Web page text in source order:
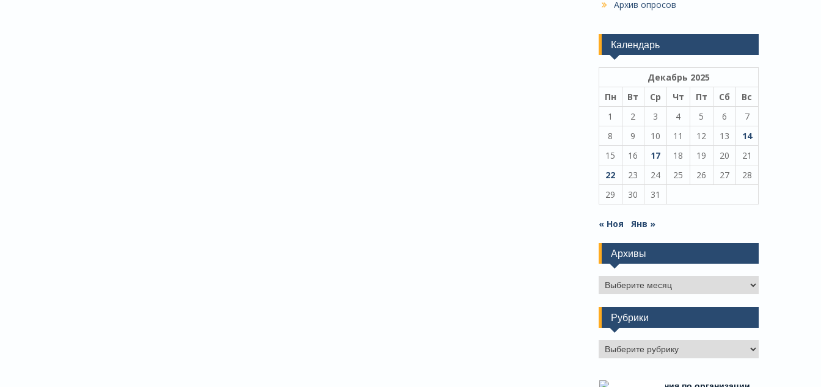
Архив опросов
Календарь
Декабрь 2025
Пн
Вт Ср Чт Пт Сб
Вс
1
2 3 4 5 6
7
8
9 10 11 12 13
14
15
16 17 18 19 20
21
22
23 24 25 26 27
28
29
30 31
« Ноя Янв »
Архивы
Архивы
Рубрики
Рубрики